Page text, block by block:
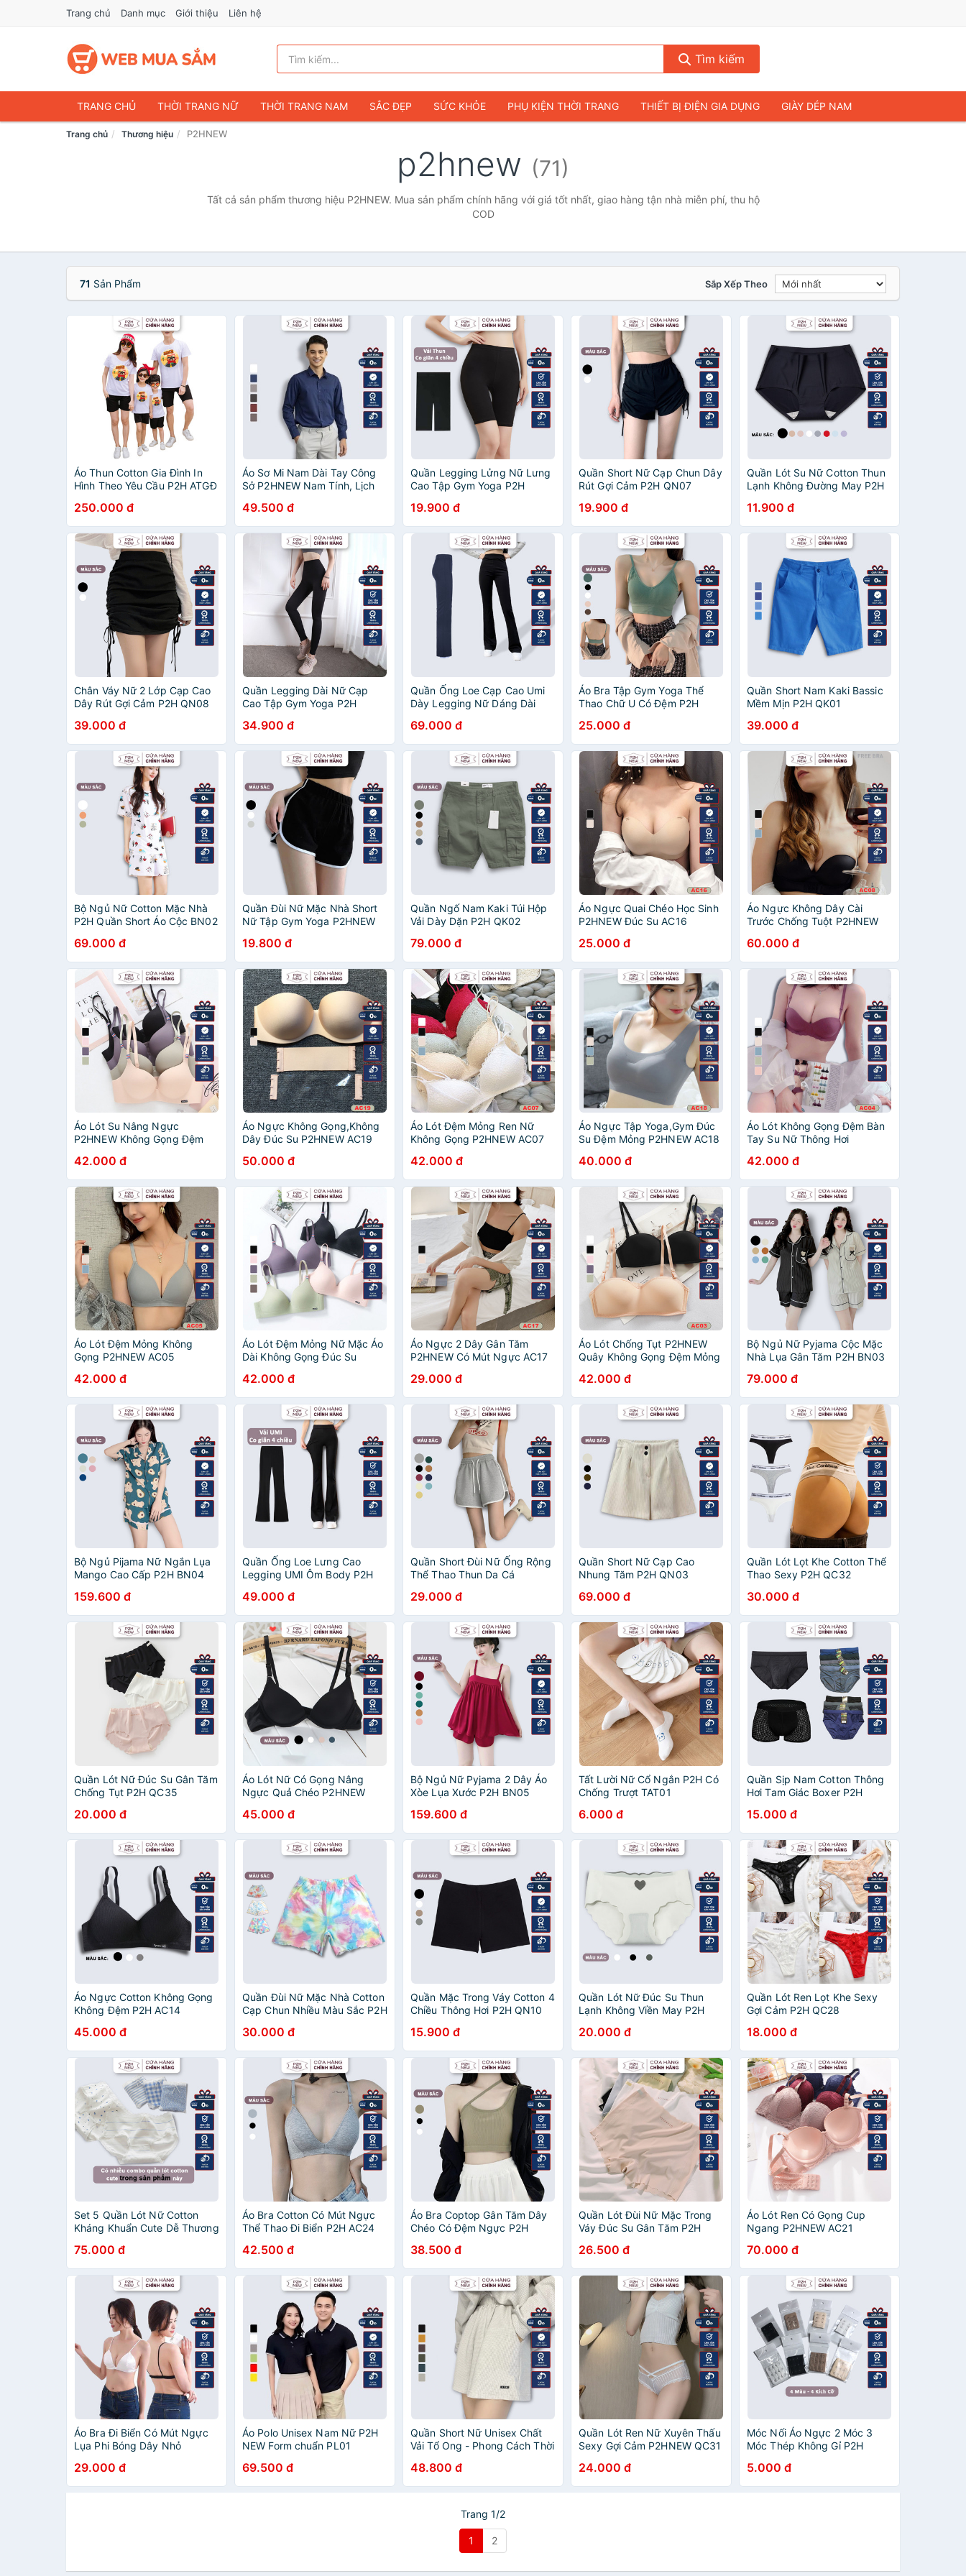
Trang chủ Danh mục Giới thiệu Liên hệ
Tìm kiếm
TRANG CHỦ THỜI TRANG NỮ THỜI TRANG NAM SẮC ĐẸP SỨC KHỎE PHỤ KIỆN THỜI TRANG THIẾT BỊ ĐIỆN GIA DỤNG GIÀY DÉP NAM
ĐIỆN THOẠI & PHỤ KIỆN DU LỊCH & HÀNH LÝ
THỜI TRANG TRẺ EM & TRẺ SƠ SINH GAMING & CONSOLE
VĂN PHÒNG PHẨM SỞ THÍCH & SƯU TẦM Ô TÔ MÔ TÔ, XE MÁY SÁCH & TẠP CHÍ MÁY TÍNH & LAPTOP
Trang chủ Thương hiệu P2HNEW
p2hnew (71)
Tất cả sản phẩm thương hiệu P2HNEW. Mua sản phẩm chính hãng với giá tốt nhất, giao hàng tận nhà miễn phí, thu hộ
COD
71 Sản Phẩm Sắp Xếp Theo
Áo Thun Cotton Gia Đình In
Hình Theo Yêu Cầu P2H ATGĐ
250.000 đ
Áo Sơ Mi Nam Dài Tay Công
Sở P2HNEW Nam Tính, Lịch
49.500 đ
Quần Legging Lửng Nữ Lưng
Cao Tập Gym Yoga P2H
19.900 đ
Quần Short Nữ Cạp Chun Dây
Rút Gợi Cảm P2H QN07
19.900 đ
Quần Lót Su Nữ Cotton Thun
Lạnh Không Đường May P2H
11.900 đ
Chân Váy Nữ 2 Lớp Cạp Cao
Dây Rút Gợi Cảm P2H QN08
39.000 đ
Quần Legging Dài Nữ Cạp
Cao Tập Gym Yoga P2H
34.900 đ
Quần Ống Loe Cạp Cao Umi
Dày Legging Nữ Dáng Dài
69.000 đ
Áo Bra Tập Gym Yoga Thể
Thao Chữ U Có Đệm P2H
25.000 đ
Quần Short Nam Kaki Bassic
Mềm Mịn P2H QK01
39.000 đ
Bộ Ngủ Nữ Cotton Mặc Nhà
P2H Quần Short Áo Cộc BN02
69.000 đ
Quần Đùi Nữ Mặc Nhà Short
Nữ Tập Gym Yoga P2HNEW
19.800 đ
Quần Ngố Nam Kaki Túi Hộp
Vải Dày Dặn P2H QK02
79.000 đ
Áo Ngực Quai Chéo Học Sinh
P2HNEW Đúc Su AC16
25.000 đ
Áo Ngực Không Dây Cài
Trước Chống Tuột P2HNEW
60.000 đ
Áo Lót Su Nâng Ngực
P2HNEW Không Gọng Đệm
42.000 đ
Áo Ngực Không Gọng,Không
Dây Đúc Su P2HNEW AC19
50.000 đ
Áo Lót Đệm Mỏng Ren Nữ
Không Gọng P2HNEW AC07
42.000 đ
Áo Ngực Tập Yoga,Gym Đúc
Su Đệm Mỏng P2HNEW AC18
40.000 đ
Áo Lót Không Gọng Đệm Bàn
Tay Su Nữ Thông Hơi
42.000 đ
Áo Lót Đệm Mỏng Không
Gọng P2HNEW AC05
42.000 đ
Áo Lót Đệm Mỏng Nữ Mặc Áo
Dài Không Gọng Đúc Su
42.000 đ
Áo Ngực 2 Dây Gân Tăm
P2HNEW Có Mút Ngực AC17
29.000 đ
Áo Lót Chống Tụt P2HNEW
Quây Không Gọng Đệm Mỏng
42.000 đ
Bộ Ngủ Nữ Pyjama Cộc Mặc
Nhà Lụa Gân Tăm P2H BN03
79.000 đ
Bộ Ngủ Pijama Nữ Ngắn Lụa
Mango Cao Cấp P2H BN04
159.600 đ
Quần Ống Loe Lưng Cao
Legging UMI Ôm Body P2H
49.000 đ
Quần Short Đùi Nữ Ống Rộng
Thể Thao Thun Da Cá
29.000 đ
Quần Short Nữ Cạp Cao
Nhung Tăm P2H QN03
69.000 đ
Quần Lót Lọt Khe Cotton Thể
Thao Sexy P2H QC32
30.000 đ
Quần Lót Nữ Đúc Su Gân Tăm
Chống Tụt P2H QC35
20.000 đ
Áo Lót Nữ Có Gọng Nâng
Ngực Quả Chéo P2HNEW
45.000 đ
Bộ Ngủ Nữ Pyjama 2 Dây Áo
Xòe Lụa Xước P2H BN05
159.600 đ
Tất Lười Nữ Cổ Ngắn P2H Có
Chống Trượt TAT01
6.000 đ
Quần Sịp Nam Cotton Thông
Hơi Tam Giác Boxer P2H
15.000 đ
Áo Ngực Cotton Không Gọng
Không Đệm P2H AC14
45.000 đ
Quần Đùi Nữ Mặc Nhà Cotton
Cạp Chun Nhiều Màu Sắc P2H
30.000 đ
Quần Mặc Trong Váy Cotton 4
Chiều Thông Hơi P2H QN10
15.900 đ
Quần Lót Nữ Đúc Su Thun
Lạnh Không Viền May P2H
20.000 đ
Quần Lót Ren Lọt Khe Sexy
Gợi Cảm P2H QC28
18.000 đ
Set 5 Quần Lót Nữ Cotton
Kháng Khuẩn Cute Dễ Thương
75.000 đ
Áo Bra Cotton Có Mút Ngực
Thể Thao Đi Biển P2H AC24
42.500 đ
Áo Bra Coptop Gân Tăm Dây
Chéo Có Đệm Ngực P2H
38.500 đ
Quần Lót Đùi Nữ Mặc Trong
Váy Đúc Su Gân Tăm P2H
26.500 đ
Áo Lót Ren Có Gọng Cup
Ngang P2HNEW AC21
70.000 đ
Áo Bra Đi Biển Có Mút Ngực
Lụa Phi Bóng Dây Nhỏ
29.000 đ
Áo Polo Unisex Nam Nữ P2H
NEW Form chuẩn PL01
69.500 đ
Quần Short Nữ Unisex Chất
Vải Tổ Ong - Phong Cách Thời
QN11
48.800 đ
Quần Lót Ren Nữ Xuyên Thấu
Sexy Gợi Cảm P2HNEW QC31
24.000 đ
Móc Nối Áo Ngực 2 Móc 3
Móc Thép Không Gỉ P2H
5.000 đ
Trang 1/2
1 2